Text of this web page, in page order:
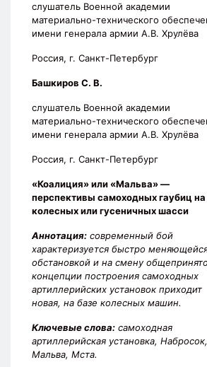
слушатель Военной академии
материально-технического
имени генерала армии А.В. Хрулёва
Россия, г. Санкт-Петербург
Башкиров С. В.
слушатель Военной академии
материально-технического
имени генерала армии А.В. Хрулёва
Россия, г. Санкт-Петербург
«Коалиция» или «Мальва» —
перспективы самоходных гаубиц на
колесных или гусеничных шасси
Аннотация: современный бой
характеризуется быстро
обстановкой и на смену
концепции построения самоходных
артиллерийских установок приходит
новая, на базе колесных машин.
Ключевые слова: самоходная
артиллерийская установка, Набросок,
Мальва, Мста.